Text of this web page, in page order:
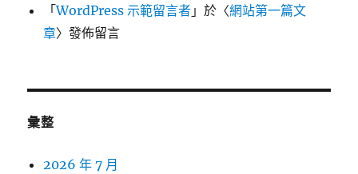
「WordPress 示範留言者 」於〈網站第一篇文
章〉發佈留言
彙整
2026 年 7 月